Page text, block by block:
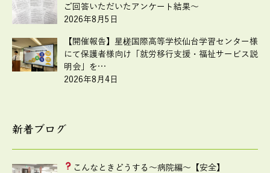
ご回答いただいたアンケート結果～
2026年8月5日
【開催報告】星槎国際高等学校仙台学習センター様
にて保護者様向け「就労移行支援・福祉サービス説
明会」を…
2026年8月4日
新着ブログ
こんなときどうする ～病院編～【安全】